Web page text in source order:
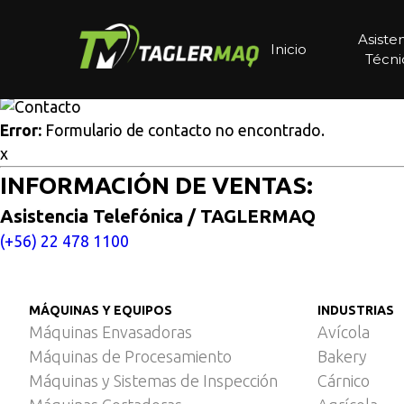
Inicio
Detector de metales de
Error: Formulario de contacto no encontrado.
x
INFORMACIÓN DE VENTAS:
Asistencia Telefónica / TAGLERMAQ
(+56) 22 478 1100
MÁQUINAS Y EQUIPOS
Máquinas Envasadoras
Máquinas de Procesamiento
Máquinas y Sistemas de Inspección
INDUSTRIAS
Avícola
Bakery
Cárnico